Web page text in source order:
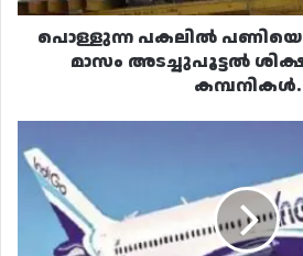
232
കമ്പനികൾ.
പൊള്ളുന്ന പകലിൽ
മാസം അടച്ചുപൂട്ടൽ ശിക്ഷ
കമ്പനികൾ.
ഇന്ത്യ-
ദോഹ
പുതിയ
സർവീസ്